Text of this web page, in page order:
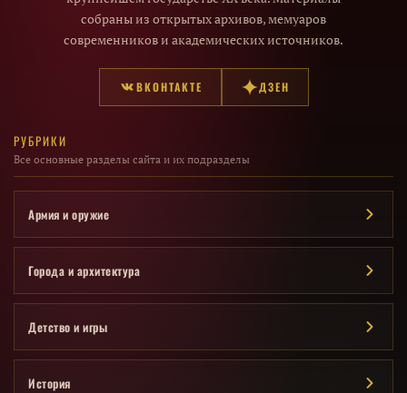
собраны из открытых архивов, мемуаров
современников и академических источников.
ВКОНТАКТЕ ДЗЕН
РУБРИКИ
Все основные разделы сайта и их подразделы
Армия и оружие
Города и архитектура
Детство и игры
История